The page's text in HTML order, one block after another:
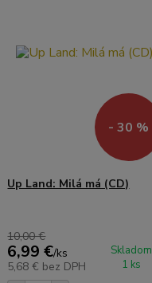
- 30 %
Up Land: Milá má (CD)
10,00 €
6,99 €/ks
5,68 € bez DPH
Skladom
1 ks